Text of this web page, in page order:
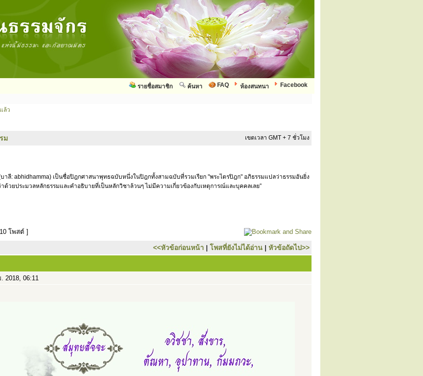
Facebook
ห้องสนทนา
FAQ
ค้นหา
รายชื่อสมาชิก
ล้ว
ม เขตเวลา GMT + 7 ชั่วโมง
าลี: abhidhamma) เป็นชื่อปิฎกศาสนาพุทธฉบับหนึ่งในปิฎกทั้งสามฉบับที่รวมเรียก "พระไตรปิฎก" อภิธรรมแปลว่าธรรมอันยิ่ง
ด้วยประมวลหลักธรรมและคำอธิบายที่เป็นหลักวิชาล้วนๆ ไม่มีความเกี่ยวข้องกับเหตุการณ์และบุคคลเลย”
โพสต์ ]
<<หัวข้อก่อนหน้า | โพสที่ยังไม่ได้อ่าน | หัวข้อถัดไป>>
2018, 06:11